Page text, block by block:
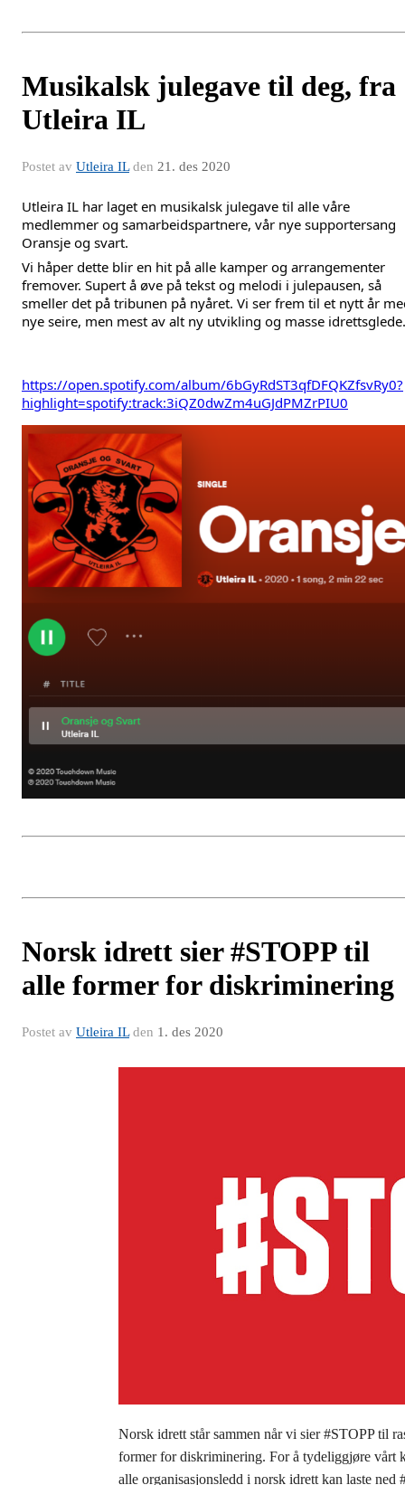
Musikalsk julegave til deg, fra
Utleira IL
Postet av Utleira ILden 21. des 2020
Utleira IL har laget en musikalsk julegave til alle våre
medlemmer og samarbeidspartnere, vår nye supportersang
Oransje og svart.
Vi håper dette blir en hit på alle kamper og arrangementer
fremover. Supert å øve på tekst og melodi i julepausen, så
smeller det på tribunen på nyåret. Vi ser frem til et nytt år
nye seire, men mest av alt ny utvikling og masse idrettsglede.
https://open.spotify.com/album/6bGyRdST3qfDFQKZfsvRy0?
highlight=spotify:track:3iQZ0dwZm4uGJdPMZrPIU0
Norsk idrett sier #STOPP til
alle former for diskriminering
Postet av Utleira ILden 1. des 2020
Norsk idrett står sammen når vi sier #STOPP til
former for diskriminering. For å tydeliggjøre vårt
alle organisasjonsledd i norsk idrett kan laste